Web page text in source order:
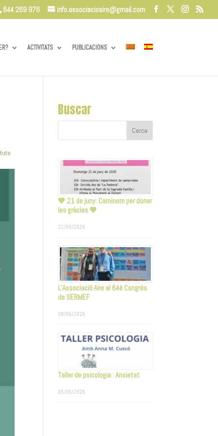
644 269 976 info.associacioaire@gmail.com
ACTIVITATS PUBLICACIONS
Buscar
💚 21 de juny: Caminem per donar
les gràcies 💚
22/06/2026
L’Associació Aire al 64è Congrés
de SERMEF
08/06/2026
Taller de psicologia : Ansietat
05/06/2026